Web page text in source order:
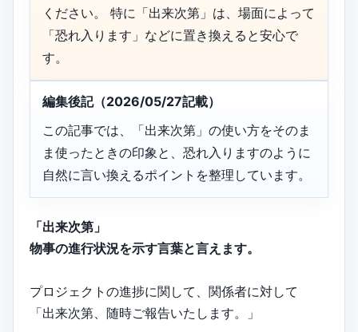
ください。 特に「出来次第」は、場面によって
「恐れ入ります」などに置き換えると安心で
す。
編集後記（2026/05/27記載）
この記事では、「出来次第」の使い方をそのま
ま使ったときの印象と、恐れ入りますのように
自然に言い換えるポイントを整理しています。
「出来次第」
物事の進行状況を示す言葉と言えます。
プロジェクトの進捗に関して、関係者に対して
「出来次第、随時ご報告いたします。」